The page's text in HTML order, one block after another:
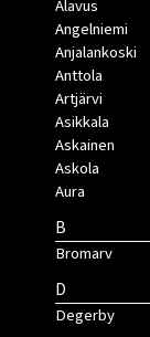
Alavus
Angelniemi
Anjalankoski
Anttola
Artjärvi
Asikkala
Askainen
Askola
Aura
B
Bromarv
D
Degerby